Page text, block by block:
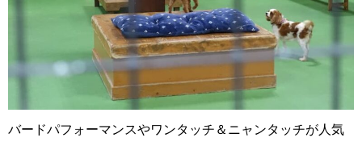
バードパフォーマンスやワンタッチ＆ニャンタッチが人気